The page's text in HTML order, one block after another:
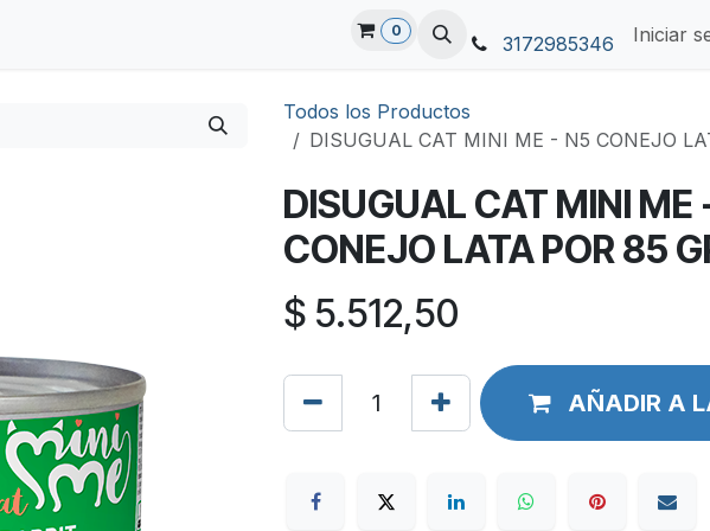
0
3172985346 Iniciar
Todos los Productos
DISUGUAL CAT MINI ME - N5 CONEJO
DISUGUAL CAT MINI ME
CONEJO LATA POR 85
$ 5.512,50
AÑADIR A